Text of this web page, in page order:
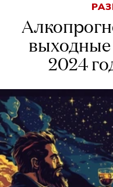
выходные
2024